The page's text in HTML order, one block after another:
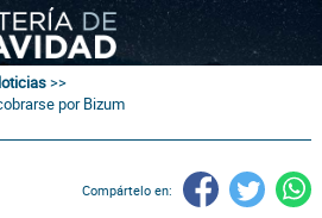
>>
por Bizum
Compártelo en: